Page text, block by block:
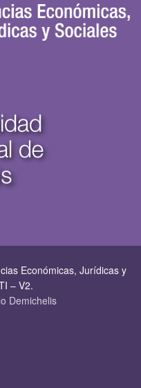
Económicas, Jurí­dicas y
– V2.
Demichelis